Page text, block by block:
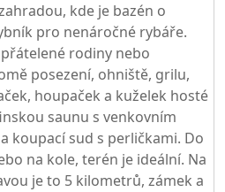
kde je bazén o
pro nenáročné rybáře.
rodiny nebo
posezení, ohniště, grilu,
houpaček a kuželek hosté
saunu s venkovním
koupací sud s perličkami. Do
na kole, terén je ideální. Na
je to 5 kilometrů, zámek a